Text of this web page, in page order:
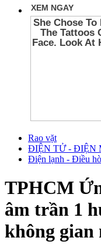
Rao vặt
ĐIỆN TỬ - ĐIỆN
Điện lạnh - Điều
TPHCM
âm trần 1
không gian